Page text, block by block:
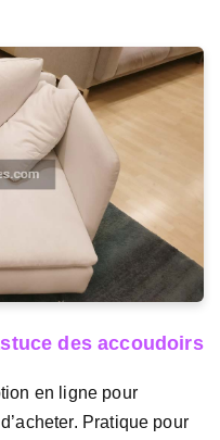
des accoudoirs
en ligne pour
Pratique pour